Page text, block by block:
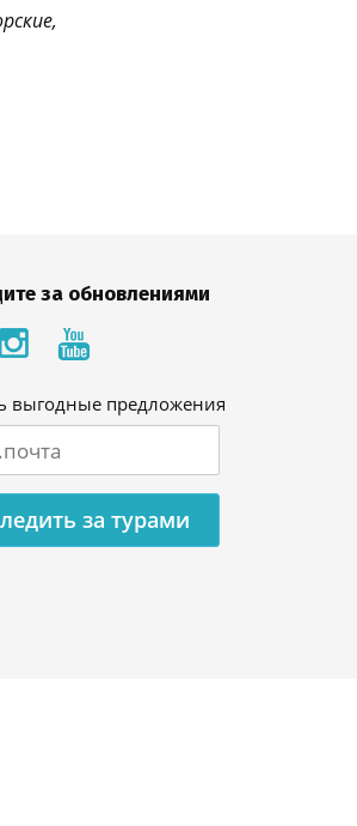
за обновлениями
выгодные предложения
за турами